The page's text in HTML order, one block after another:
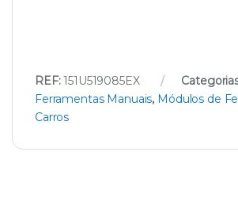
REF:151U519085EX
Ferramentas Manuais, Módulos de
Carros